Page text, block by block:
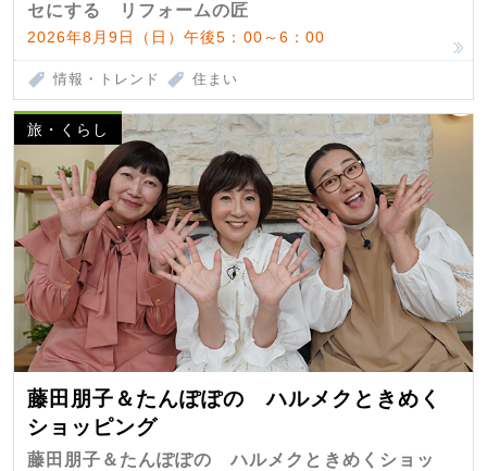
セにする リフォームの匠
2026年8月9日（日）午後5：00～6：00
情報・トレンド 住まい
旅・くらし
藤田朋子＆たんぽぽの ハルメクときめく
ショッピング
藤田朋子＆たんぽぽの ハルメクときめくショッ